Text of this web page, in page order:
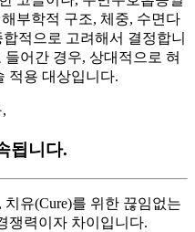
부학적 구조, 체중, 수면다
적으로 고려해서 결정합니
어간 경우, 상대적으로 혀
적용 대상입니다.
됩니다.
유(Cure)를 위한 끊임없는
쟁력이자 차이입니다.